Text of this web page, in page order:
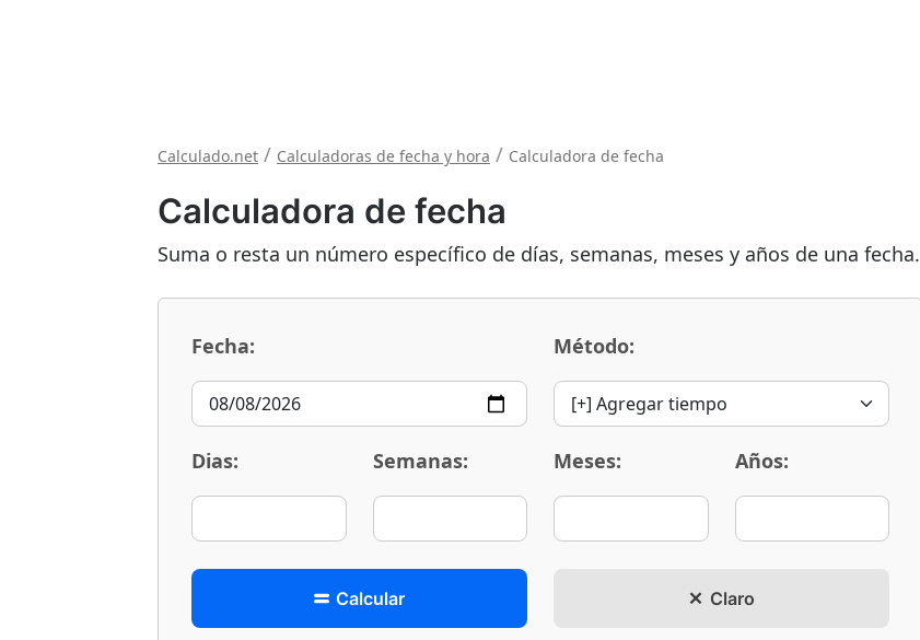
Calculado.net / Calculadoras de fecha y hora / Calculadora de fecha
Calculadora de fecha
Suma o resta un número específico de días, semanas, meses y años de una fecha.
Fecha: Método:
Dias: Semanas: Meses: Años:
Calcular Claro